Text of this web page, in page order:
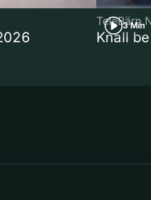
3 Min
TeleBärn
Knall